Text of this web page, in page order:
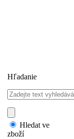
Hľadanie
Hledat ve
zboží